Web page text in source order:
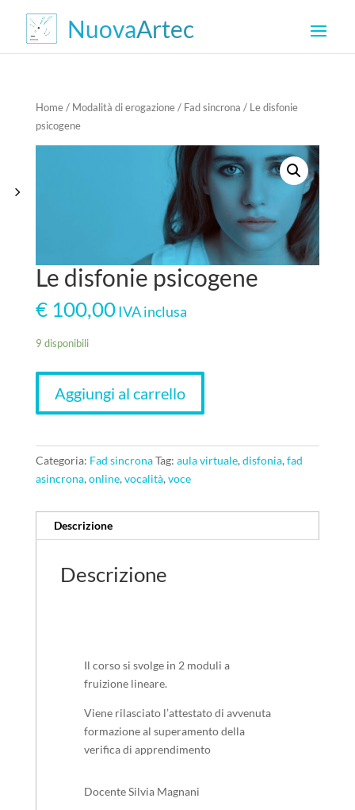
Home/ Modalità di erogazione/ Fad sincrona / Le disfonie
psicogene
Le disfonie psicogene
€100,00 IVA inclusa
9 disponibili
Aggiungi al carrello
Categoria: Fad sincronaTag: aula virtuale,disfonia,fad
asincrona,online,vocalità,voce
Descrizione
Descrizione
Il corso si svolge in 2 moduli a
fruizione lineare.
Viene rilasciato l’attestato di avvenuta
formazione al superamento della
verifica di apprendimento
Docente Silvia Magnani